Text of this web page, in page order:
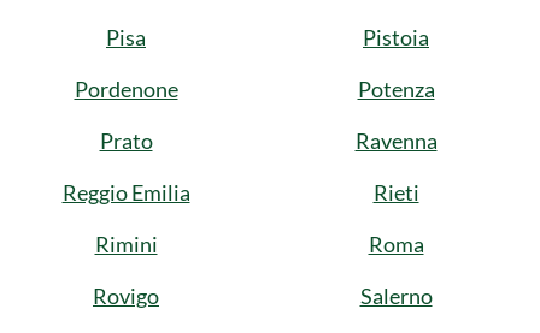
Pisa
Pistoia
Pordenone
Potenza
Prato
Ravenna
Reggio Emilia
Rieti
Rimini
Roma
Rovigo
Salerno